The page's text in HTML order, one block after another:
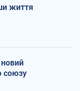
життя
союзу